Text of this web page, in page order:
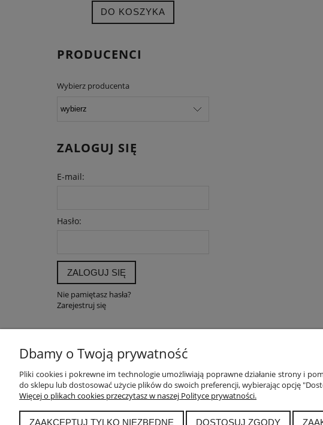
DO KOSZYKA
PRODUCENCI
Wybierz producenta
ZALOGUJ SIĘ
E-mail:
Hasło:
ZALOGUJ SIĘ
Nie pamiętasz hasła?
Zarejestruj się
POMOC
Zwroty i reklamacje
Pytania i odpowiedzi
Regulamin
MOJE KONTO
Twoje zamówienia
Ustawienia konta
Przechowalnia
Dbamy o Twoją prywatność
Pliki cookies i pokrewne im technologie umożliwiają poprawne działanie strony i
do sklepu lub dostosować użycie plików do swoich preferencji, wybierając opcję
Więcej o plikach cookies przeczytasz w naszej Polityce prywatności.
ZAAKCEPTUJ TYLKO NIEZBĘDNE DOSTOSUJ ZGODY